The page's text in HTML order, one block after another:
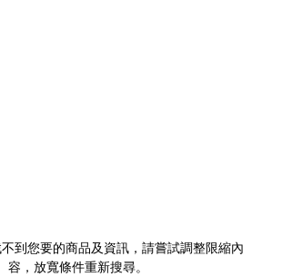
到您要的商品及資訊，請嘗試調整限縮內
容，放寬條件重新搜尋。